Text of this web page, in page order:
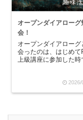
オープンダイアローグ
会！
オープンダイアローグ
会ったのは、はじめて
上級講座に参加した時
症に効果的であると
とで注目されています
す。近年では、「オー
2026/